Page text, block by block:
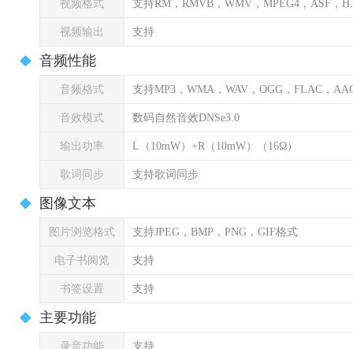
视频格式 支持RM，RMVB，WMV，MPEG4，ASF，
视频输出 支持
音频性能
音频格式 支持MP3，WMA，WAV，OGG，FLAC，
音效模式 数码自然音效DNSe3.0
输出功率 L（10mW）+R（10mW）（16Ω）
歌词同步 支持歌词同步
图像文本
图片浏览格式 支持JPEG，BMP，PNG，GIF格式
电子书阅览 支持
书签设置 支持
主要功能
录音功能 支持